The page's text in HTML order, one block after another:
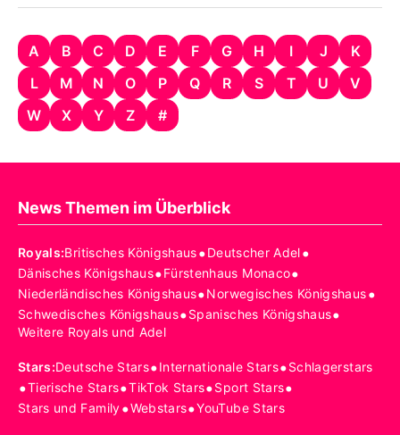
A B C D E F G H I J
K
L
M N O P Q R S T U
V
W
X Y Z #
News Themen im Überblick
Royals:Britisches Königshaus•Deutscher Adel•
Dänisches Königshaus•Fürstenhaus Monaco•
Niederländisches Königshaus•Norwegisches Königshaus•
Schwedisches Königshaus•Spanisches Königshaus•
Weitere Royals und Adel
Stars:Deutsche Stars•Internationale Stars•Schlagerstars
•Tierische Stars•TikTok Stars•Sport Stars•
Stars und Family•Webstars•YouTube Stars